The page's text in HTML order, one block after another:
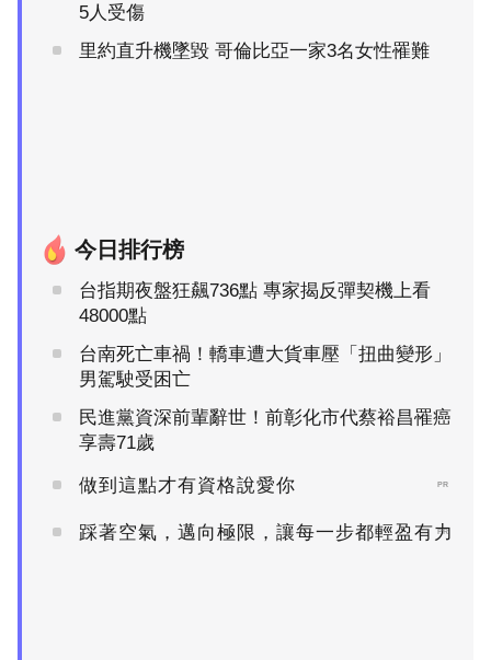
5人受傷
里約直升機墜毀 哥倫比亞一家3名女性罹難
今日排行榜
台指期夜盤狂飆736點 專家揭反彈契機上看
48000點
台南死亡車禍！轎車遭大貨車壓「扭曲變形」
男駕駛受困亡
民進黨資深前輩辭世！前彰化市代蔡裕昌罹癌
享壽71歲
做到這點才有資格說愛你 PR
踩著空氣，邁向極限，讓每一步都輕盈有力
PR